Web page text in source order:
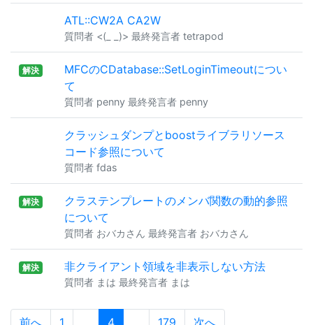
ATL::CW2A CA2W
質問者 <(_ _)> 最終発言者 tetrapod
解決
MFCのCDatabase::SetLoginTimeoutについ
て
質問者 penny 最終発言者 penny
クラッシュダンプとboostライブラリソース
コード参照について
質問者 fdas
解決
クラステンプレートのメンバ関数の動的参照
について
質問者 おバカさん 最終発言者 おバカさん
解決 非クライアント領域を非表示しない方法
質問者 まは 最終発言者 まは
前へ 1 4 179 次へ